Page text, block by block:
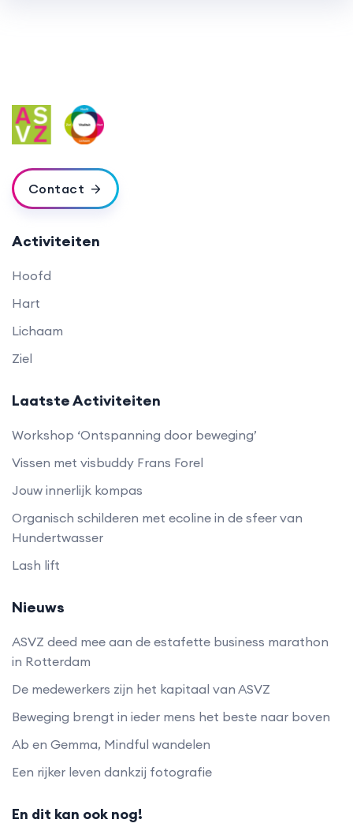
Contact
Activiteiten
Hoofd
Hart
Lichaam
Ziel
Laatste Activiteiten
Workshop ‘Ontspanning door beweging’
Vissen met visbuddy Frans Forel
Jouw innerlijk kompas
Organisch schilderen met ecoline in de sfeer van
Hundertwasser
Lash lift
Nieuws
ASVZ deed mee aan de estafette business marathon
in Rotterdam
De medewerkers zijn het kapitaal van ASVZ
Beweging brengt in ieder mens het beste naar boven
Ab en Gemma, Mindful wandelen
Een rijker leven dankzij fotografie
En dit kan ook nog!